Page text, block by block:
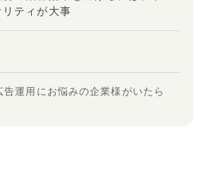
ティが大事
告運用にお悩みの企業様がいたら